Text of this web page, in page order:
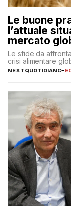
Le buone
l’attuale
mercato
Le sfide da
crisi alimentare
NEXTQUOTIDIANO-